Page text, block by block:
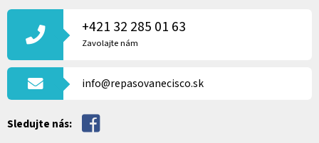
Á
T
+421 32 285 01 63
Zavolajte nám
info@repasovanecisco.sk
Sledujte nás: